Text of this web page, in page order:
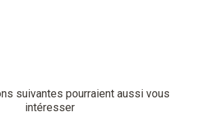
suivantes pourraient aussi vous
intéresser